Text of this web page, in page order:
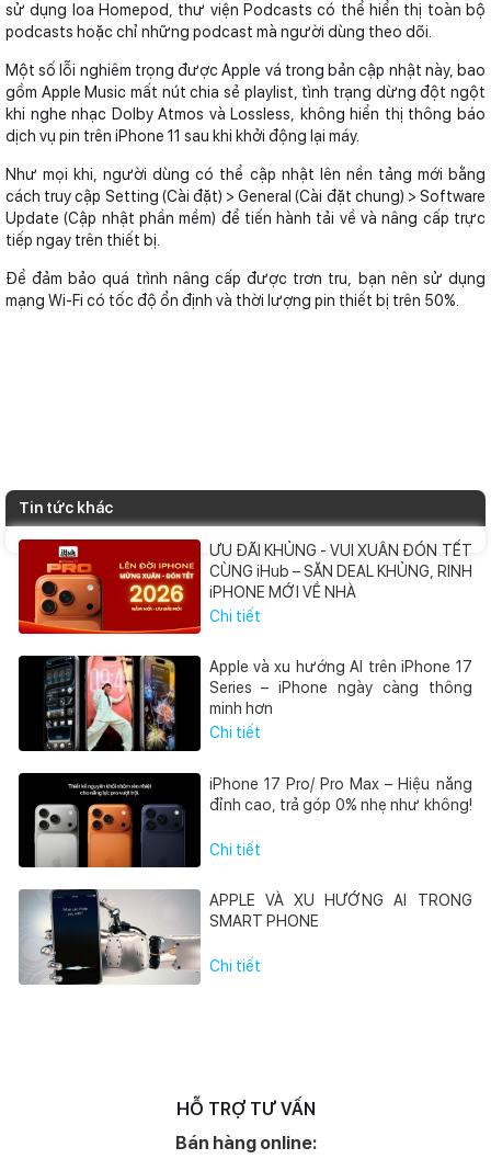
sử dụng loa Homepod, thư viện Podcasts có thể hiển thị toàn bộ
podcasts hoặc chỉ những podcast mà người dùng theo dõi.
Một số lỗi nghiêm trọng được Apple vá trong bản cập nhật này, bao
gồm Apple Music mất nút chia sẻ playlist, tình trạng dừng đột ngột
khi nghe nhạc Dolby Atmos và Lossless, không hiển thị thông báo
dịch vụ pin trên iPhone 11 sau khi khởi động lại máy.
Như mọi khi, người dùng có thể cập nhật lên nền tảng mới bằng
cách truy cập Setting (Cài đặt) > General (Cài đặt chung) > Software
Update (Cập nhật phần mềm) để tiến hành tải về và nâng cấp trực
tiếp ngay trên thiết bị.
Để đảm bảo quá trình nâng cấp được trơn tru, bạn nên sử dụng
mạng Wi-Fi có tốc độ ổn định và thời lượng pin thiết bị trên 50%.
Tin tức khác
ƯU ĐÃI KHỦNG - VUI XUÂN ĐÓN TẾT
CÙNG iHub – SĂN DEAL KHỦNG, RINH
iPHONE MỚI VỀ NHÀ
Chi tiết
Apple và xu hướng AI trên iPhone 17
Series – iPhone ngày càng thông
minh hơn
Chi tiết
iPhone 17 Pro/ Pro Max – Hiệu năng
đỉnh cao, trả góp 0% nhẹ như không!
Chi tiết
APPLE VÀ XU HƯỚNG AI TRONG
SMART PHONE
Chi tiết
HỖ TRỢ TƯ VẤN
Bán hàng online: